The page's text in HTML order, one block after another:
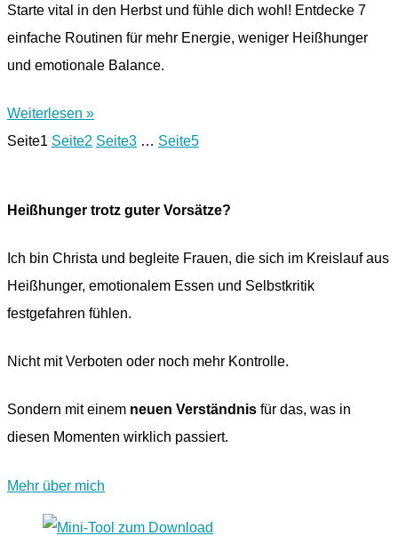
Starte vital in den Herbst und fühle dich wohl! Entdecke 7
einfache Routinen für mehr Energie, weniger Heißhunger
und emotionale Balance.
Weiterlesen »
Seite1 Seite2 Seite3 … Seite5
Heißhunger trotz guter Vorsätze?
Ich bin Christa und begleite Frauen, die sich im Kreislauf aus
Heißhunger, emotionalem Essen und Selbstkritik
festgefahren fühlen.
Nicht mit Verboten oder noch mehr Kontrolle.
Sondern mit einem neuen Verständnis für das, was in
diesen Momenten wirklich passiert.
Mehr über mich